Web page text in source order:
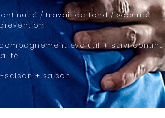
/ travail de fond / sécurité
évolutif + suivi continu
saison + saison